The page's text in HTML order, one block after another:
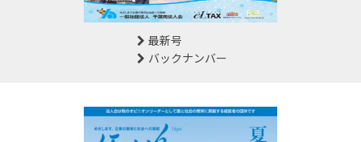
最新号
バックナンバー